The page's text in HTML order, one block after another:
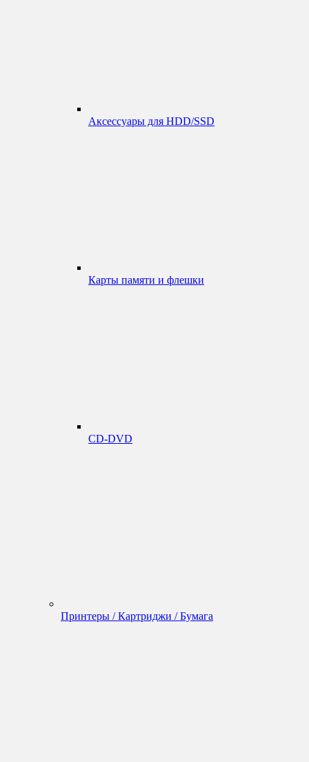
Аксессуары для HDD/SSD
Карты памяти и флешки
CD-DVD
Принтеры / Картриджи / Бумага